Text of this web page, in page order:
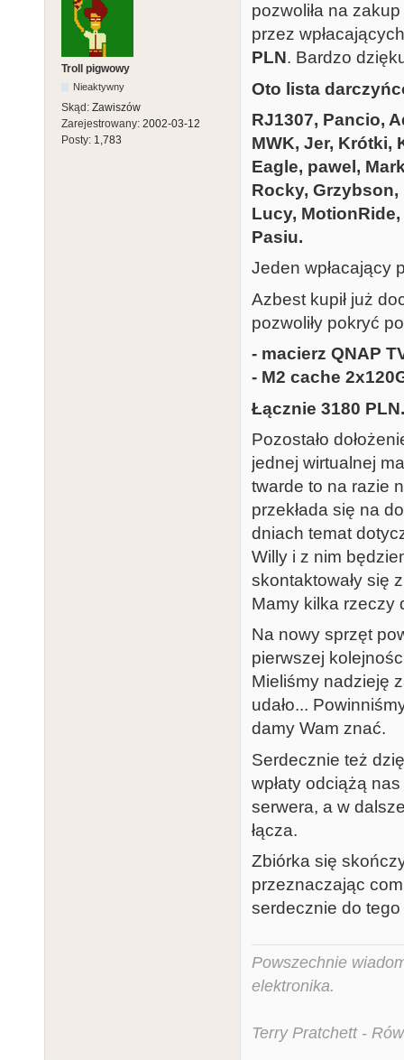
Troll pigwowy
Nieaktywny
Skąd: Zawiszów
Zarejestrowany: 2002-03-12
Posty: 1,783
pozwoliła na
przez
PLN. Bardzo
Oto lista
RJ1307, Pancio,
MWK, Jer, Krótki,
Eagle, pawel,
Rocky,
Lucy,
Pasiu.
Jeden wpłacający
Azbest kupił już
pozwoliły pokryć
- macierz QNAP
- M2 cache
Łącznie 3180 PLN.
Pozostało
jednej wirtualnej
twarde to na razie
przekłada się na
dniach temat
Willy i z nim
skontaktowały się
Mamy kilka rzeczy
Na nowy sprzęt
pierwszej
Mieliśmy nadzieję
udało...
damy Wam znać.
Serdecznie też
wpłaty odciążą
serwera, a w
łącza.
Zbiórka się
przeznaczając
serdecznie do tego
Powszechnie
elektronika.
Terry Pratchett -